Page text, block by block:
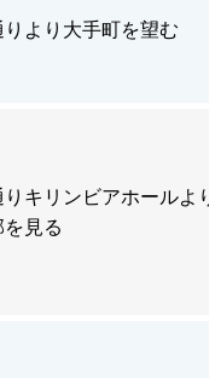
りより大手町を望む
キリンビアホールより
見る